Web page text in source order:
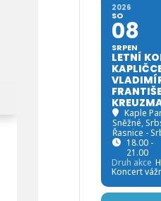
2026
SO
08
SRPEN
LETNÍ
Kaple
Sněžné,
Řasnice -
18.00 -
21.00
Druh akce
Koncert